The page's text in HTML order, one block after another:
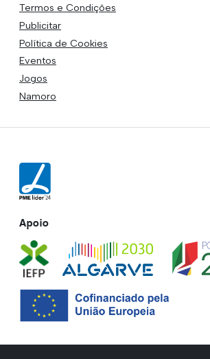
Termos e Condições
Publicitar
Política de Cookies
Eventos
Jogos
Namoro
Apoio